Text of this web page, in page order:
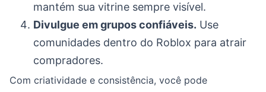
mantém sua vitrine sempre visível.
Divulgue em grupos confiáveis. Use
comunidades dentro do Roblox para atrair
compradores.
Com criatividade e consistência, você pode